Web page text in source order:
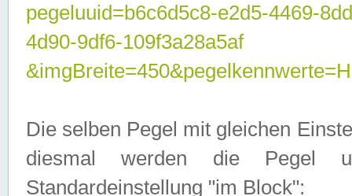
pegeluuid=b6c6d5c8-e2d5-4469-
4d90-9df6-109f3a28a5af
Die selben Pegel mit gleichen
diesmal werden die Pegel
Standardeinstellung "im Block":